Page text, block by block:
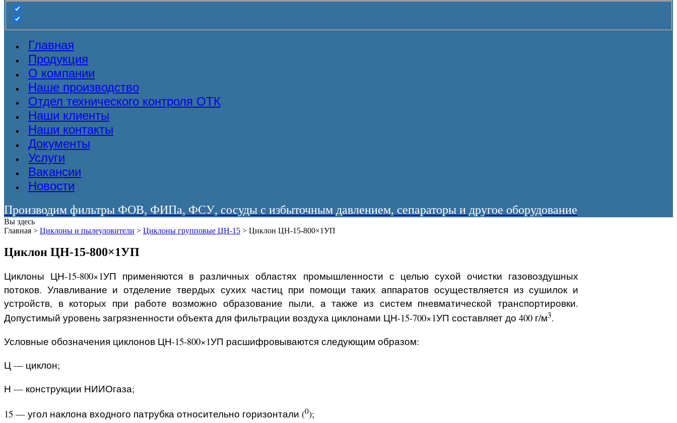
Главная
Продукция
О компании
Наше производство
Отдел технического контроля ОТК
Наши клиенты
Наши контакты
Документы
Услуги
Вакансии
Новости
Производим фильтры ФОВ, ФИПа, ФСУ, сосуды с избыточным давлением, сепараторы и другое оборудование
Вы здесь
Главная > Циклоны и пылеуловители > Циклоны групповые ЦН-15 > Циклон ЦН-15-800×1УП
Циклон ЦН-15-800×1УП
Циклоны ЦН-15-800×1УП применяются в различных областях промышленности с целью сухой очистки газовоздушных
потоков. Улавливание и отделение твердых сухих частиц при помощи таких аппаратов осуществляется из сушилок и
устройств, в которых при работе возможно образование пыли, а также из систем пневматической транспортировки.
Допустимый уровень загрязненности объекта для фильтрации воздуха циклонами ЦН-15-700×1УП составляет до 400 г/м3.
Условные обозначения циклонов ЦН-15-800×1УП расшифровываются следующим образом:
Ц — циклон;
Н — конструкции НИИОгаза;
15 — угол наклона входного патрубка относительно горизонтали (0);